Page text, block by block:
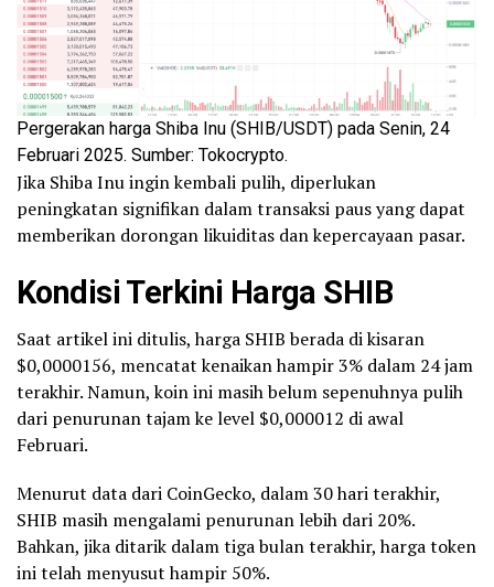
Pergerakan harga Shiba Inu (SHIB/USDT) pada Senin, 24
Februari 2025. Sumber: Tokocrypto.
Jika Shiba Inu ingin kembali pulih, diperlukan
peningkatan signifikan dalam transaksi paus yang dapat
memberikan dorongan likuiditas dan kepercayaan pasar.
Kondisi Terkini Harga SHIB
Saat artikel ini ditulis, harga SHIB berada di kisaran
$0,0000156, mencatat kenaikan hampir 3% dalam 24 jam
terakhir. Namun, koin ini masih belum sepenuhnya pulih
dari penurunan tajam ke level $0,000012 di awal
Februari.
Menurut data dari CoinGecko, dalam 30 hari terakhir,
SHIB masih mengalami penurunan lebih dari 20%.
Bahkan, jika ditarik dalam tiga bulan terakhir, harga token
ini telah menyusut hampir 50%.